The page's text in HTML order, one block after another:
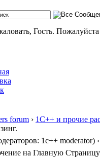
Гость. Пожалуйста
forum › 1С++ и прочие
1c++ moderator) ‹